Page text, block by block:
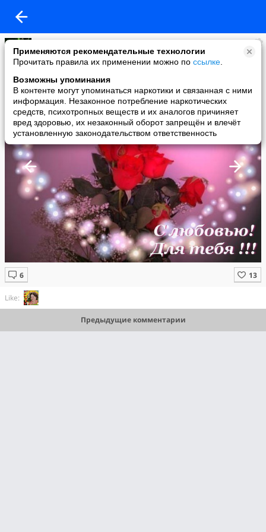
Применяются рекомендательные технологии
Прочитать правила их применении можно по ссылке
Возможны упоминания
В контенте могут упоминаться наркотики и связанная с ними
информация. Незаконное потребление наркотических
средств, психотропных веществ и их аналогов причиняет
вред здоровью, их незаконный оборот запрещён и влечёт
установленную законодательством ответственность
Галя
added a photo
07 Mar в 10:12
Like:
Предыдущие комментарии